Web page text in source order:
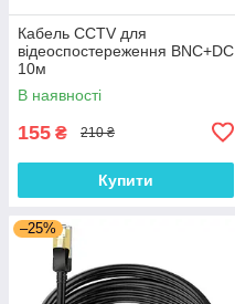
Кабель CCTV для
відеоспостереження BNC+DC
10м
В наявності
155 ₴ 210 ₴
Купити
–25%